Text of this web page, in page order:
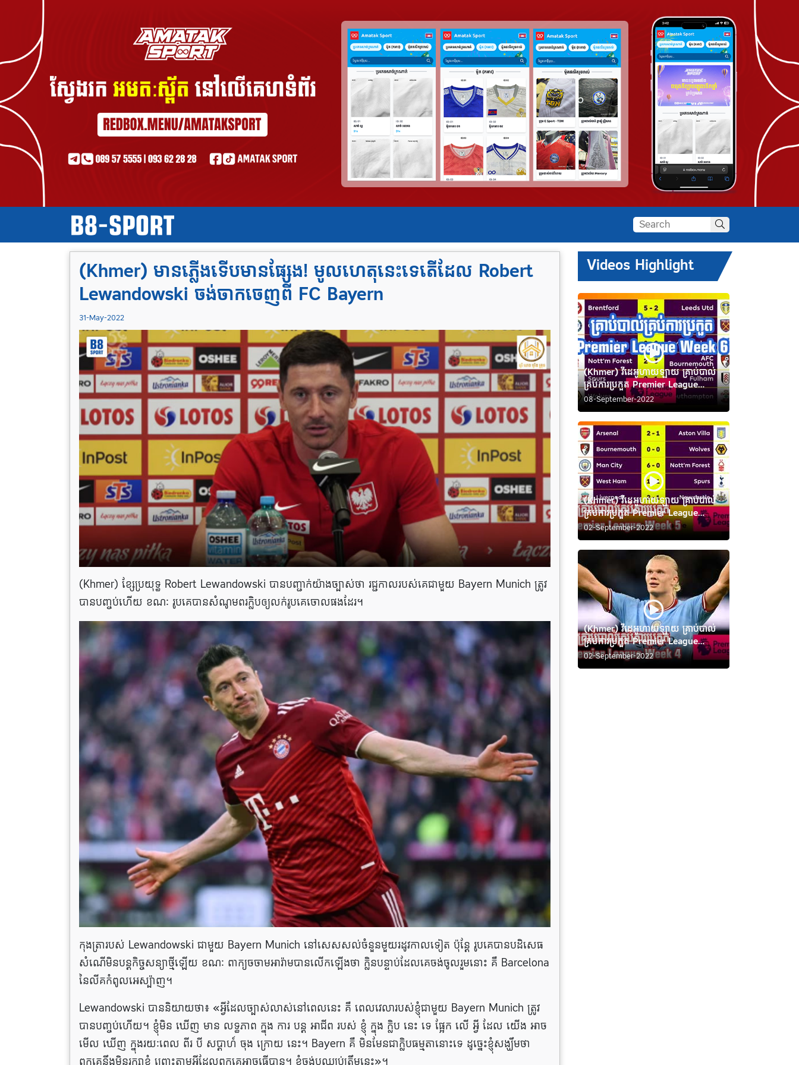
(Khmer) មានភ្លើងទើបមានផ្សែង! មូលហេតុនេះ​ទេ​តើ​ដែល Robert
Lewandowski ចង់​ចាកចេញ​ពី FC Bayern
31-May-2022
(Khmer) ខ្សែប្រយុទ្ធ Robert Lewandowski បានបញ្ជាក់យ៉ាងច្បាស់ថា រជ្ជកាលរបស់គេជាមួយ Bayern Munich ត្រូវ
បានបញ្ចប់ហើយ ខណៈ រូបគេបានសំណូមពរក្លិបឲ្យលក់រូបគេចោលផងដែរ។
កុងត្រារបស់ Lewandowski ជាមួយ Bayern Munich នៅសេសសល់ចំនួនមួយរដូវកាលទៀត ប៉ុន្តែ រូបគេបានបដិសេធ
សំណើមិនបន្តកិច្ចសន្យាថ្មីឡើយ ខណៈ ពាក្យចចាមអារ៉ាមបានលើកឡើងថា ក្លិនបន្ទាប់ដែលគេចង់ចូលរួមនោះ គឺ Barcelona
នៃលីគកំពូលអេស្ប៉ាញ។
Lewandowski បាននិយាយថា៖ «អ្វីដែលច្បាស់លាស់នៅពេលនេះ គឺ ពេលវេលារបស់ខ្ញុំជាមួយ Bayern Munich ត្រូវ
បានបញ្ចប់ហើយ។ ខ្ញុំមិន ឃើញ មាន លទ្ធភាព ក្នុង ការ បន្ត អាជីព របស់ ខ្ញុំ ក្នុង ក្លិប នេះ ទេ ផ្អែក លើ អ្វី ដែល យើង អាច
មើល ឃើញ ក្នុងរយៈពេល ពីរ បី សប្តាហ៍ ចុង ក្រោយ នេះ។ Bayern គឺ មិនមែនជាក្លិបធម្មតានោះទេ ដូច្នេះខ្ញុំសង្ឃឹមថា
Videos Highlight
(Khmer) វីដេអូហាយឡាយ គ្រាប់បាល់
គ្រប់ការប្រកួត Premier League
Week 6
08-September-2022
(Khmer) វីដេអូហាយឡាយ គ្រាប់បាល់
គ្រប់ការប្រកួត Premier League
Week 5
02-September-2022
(Khmer) វីដេអូហាយឡាយ គ្រាប់បាល់
គ្រប់ការប្រកួត Premier League
Week 4
02-September-2022